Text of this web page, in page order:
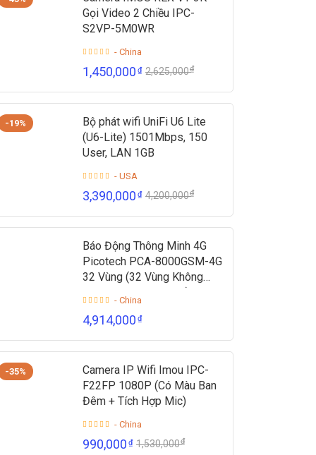
Gọi Video 2 Chiều IPC-
S2VP-5M0WR
- China
1,450,000₫ 2,625,000₫
-19%
Bộ phát wifi UniFi U6 Lite
(U6-Lite) 1501Mbps, 150
User, LAN 1GB
- USA
3,390,000₫ 4,200,000₫
Báo Động Thông Minh 4G
Picotech PCA-8000GSM-4G
32 Vùng (32 Vùng Không
- China
4,914,000₫
-35%
Camera IP Wifi Imou IPC-
F22FP 1080P (Có Màu Ban
Đêm + Tích Hợp Mic)
- China
990,000₫ 1,530,000₫